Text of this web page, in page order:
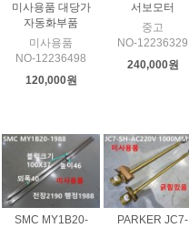
미사용품 대당가
자동화부품
미사용품
NO-12236498
120,000원
서보모터
중고
NO-12236329
240,000원
SMC MY1B20-
PARKER JC7-